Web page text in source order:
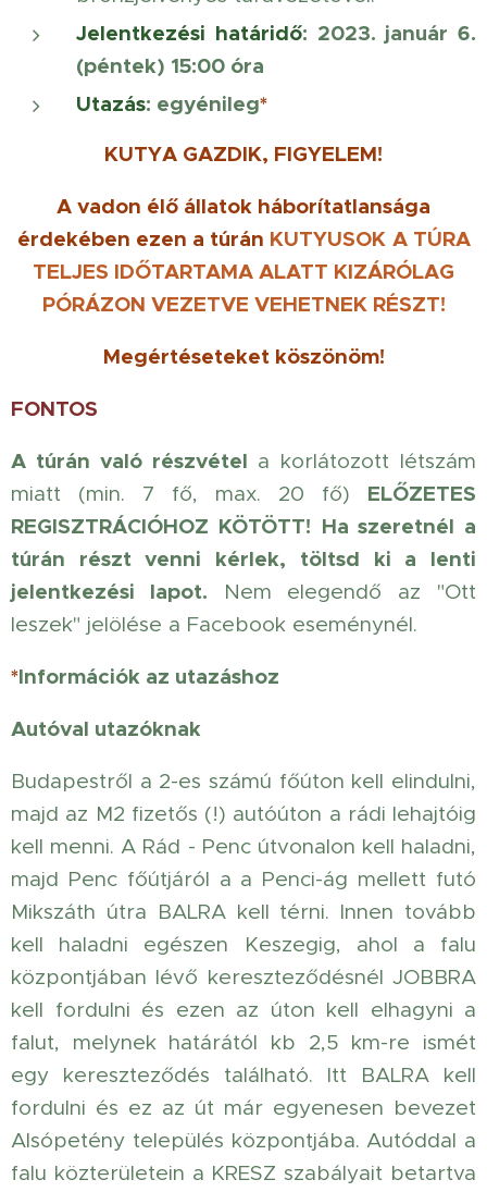
Jelentkezési határidő: 2023. január 6.
(péntek) 15:00 óra
Utazás: egyénileg*
KUTYA GAZDIK, FIGYELEM!
A vadon élő állatok háborítatlansága
érdekében ezen a túrán KUTYUSOK A TÚRA
TELJES IDŐTARTAMA ALATT KIZÁRÓLAG
PÓRÁZON VEZETVE VEHETNEK RÉSZT!
Megértéseteket köszönöm!
FONTOS
A túrán való részvétel a korlátozott létszám
miatt (min. 7 fő, max. 20 fő) ELŐZETES
REGISZTRÁCIÓHOZ KÖTÖTT! Ha szeretnél a
túrán részt venni kérlek, töltsd ki a lenti
jelentkezési lapot. Nem elegendő az "Ott
leszek" jelölése a Facebook eseménynél.
*Információk az utazáshoz
Autóval utazóknak
Budapestről a 2-es számú főúton kell elindulni,
majd az M2 fizetős (!) autóúton a rádi lehajtóig
kell menni. A Rád - Penc útvonalon kell haladni,
majd Penc főútjáról a a Penci-ág mellett futó
Mikszáth útra BALRA kell térni. Innen tovább
kell haladni egészen Keszegig, ahol a falu
központjában lévő kereszteződésnél JOBBRA
kell fordulni és ezen az úton kell elhagyni a
falut, melynek határától kb 2,5 km-re ismét
egy kereszteződés található. Itt BALRA kell
fordulni és ez az út már egyenesen bevezet
Alsópetény település központjába. Autóddal a
falu közterületein a KRESZ szabályait betartva